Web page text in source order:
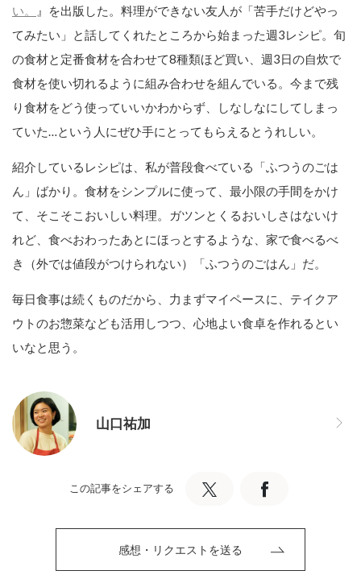
い。
』を出版した。料理ができない友人が「苦手だけどやっ
てみたい」と話してくれたところから始まった週3レシピ。旬
の食材と定番食材を合わせて8種類ほど買い、週3日の自炊で
食材を使い切れるように組み合わせを組んでいる。今まで残
り食材をどう使っていいかわからず、しなしなにしてしまっ
ていた…という人にぜひ手にとってもらえるとうれしい。
紹介しているレシピは、私が普段食べている「ふつうのごは
ん」ばかり。食材をシンプルに使って、最小限の手間をかけ
て、そこそこおいしい料理。ガツンとくるおいしさはないけ
れど、食べおわったあとにほっとするような、家で食べるべ
き（外では値段がつけられない）「ふつうのごはん」だ。
毎日食事は続くものだから、力まずマイペースに、テイクア
ウトのお惣菜なども活用しつつ、心地よい食卓を作れるとい
いなと思う。
山口祐加
この記事をシェアする
感想・リクエストを送る